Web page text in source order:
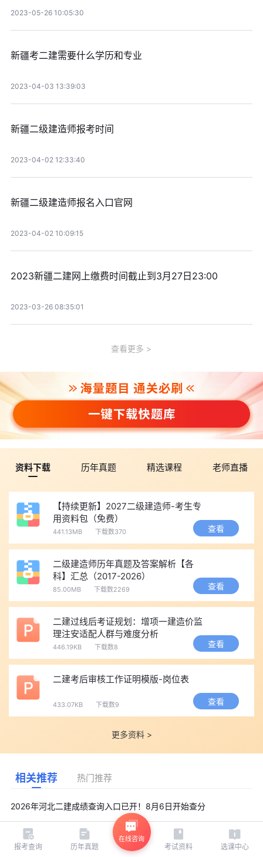
2023-05-26 10:05:30
新疆考二建需要什么学历和专业
2023-04-03 13:39:03
新疆二级建造师报考时间
2023-04-02 12:33:40
新疆二级建造师报名入口官网
2023-04-02 10:09:15
2023新疆二建网上缴费时间截止到3月27日23:00
2023-03-26 08:35:01
查看更多
资料下载 历年真题 精选课程 老师直播
【持续更新】2027二级建造师-考生专
用资料包（免费）
441.13MB 下载数370 查看
二级建造师历年真题及答案解析【各
科】汇总（2017-2026）
85.00MB 下载数2269 查看
二建过线后考证规划：增项一建造价监
理注安适配人群与难度分析
446.19KB 下载数8 查看
二建考后审核工作证明模版-岗位表
433.07KB 下载数9 查看
更多资料 >
相关推荐 热门推荐
2026年河北二建成绩查询入口已开！8月6日开始查分
2026年河北二级建造师成绩公布时间及合格标准均已公布！
报考查询 历年真题
在线咨询
考试资料 选课中心